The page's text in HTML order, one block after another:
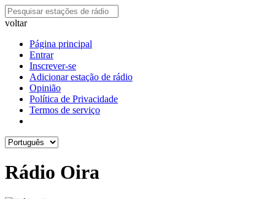
voltar
Página principal
Entrar
Inscrever-se
Adicionar estação de rádio
Opinião
Política de Privacidade
Termos de serviço
Rádio Oira